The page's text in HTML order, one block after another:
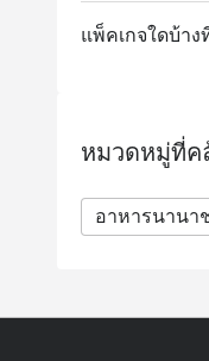
แพ็คเกจใดบ้า
หมวดหมู่ที่ค
อาหารนานา